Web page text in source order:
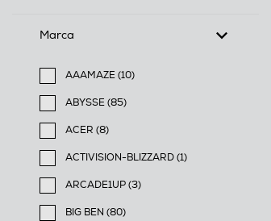
Marca
AAAMAZE (10)
Filtra per Marca: AAAMAZE
ABYSSE (85)
Filtra per Marca: ABYSSE
ACER (8)
Filtra per Marca: ACER
ACTIVISION-BLIZZARD (1)
Filtra per Marca: ACTIVISION-BLIZZARD
ARCADE1UP (3)
Filtra per Marca: ARCADE1UP
BIG BEN (80)